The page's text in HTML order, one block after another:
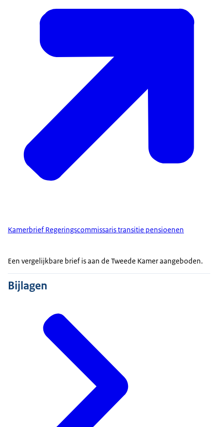
Kamerbrief Regeringscommissaris transitie pensioenen
Een vergelijkbare brief is aan de Tweede Kamer aangeboden.
Bijlagen